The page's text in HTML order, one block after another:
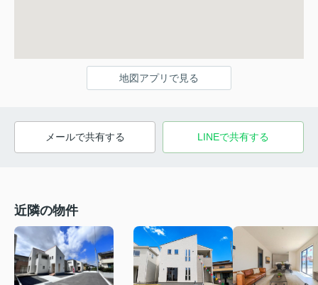
地図アプリで見る
メールで共有する LINEで共有する
近隣の物件